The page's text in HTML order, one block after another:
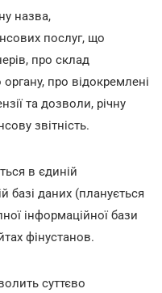
назва,
послуг, що
про склад
про відокремлені
та дозволи, річну
звітність.
в єдиній
базі даних (планується
інформаційної бази
фінустанов.
суттєво